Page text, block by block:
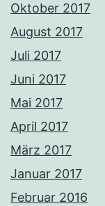
Oktober 2017
August 2017
Juli 2017
Juni 2017
Mai 2017
April 2017
März 2017
Januar 2017
Februar 2016